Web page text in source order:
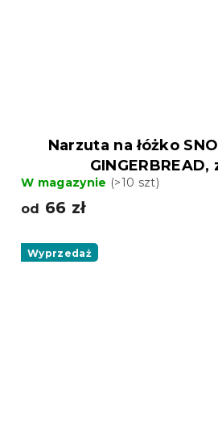
Narzuta na łóżko
W magazynie (>10 szt)
od 66 zł
Wyprzedaż